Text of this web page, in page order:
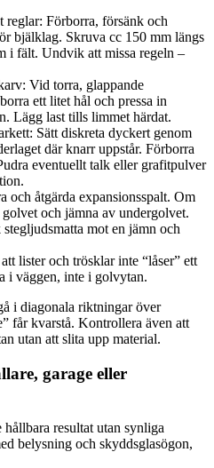
reglar: Förborra, försänk och
bjälklag. Skruva cc 150 mm längs
i fält. Undvik att missa regeln –
Vid torra, glappande
ett litet hål och pressa in
Lägg last tills limmet härdat.
Sätt diskreta dyckert genom
där knarr uppstår. Förborra
eventuellt talk eller grafitpulver
och åtgärda expansionsspalt. Om
och jämna av undergolvet.
mot en jämn och
lister och trösklar inte “låser” ett
i väggen, inte i golvytan.
i diagonala riktningar över
får kvarstå. Kontrollera även att
utan att slita upp material.
garage eller
resultat utan synliga
belysning och skyddsglasögon,